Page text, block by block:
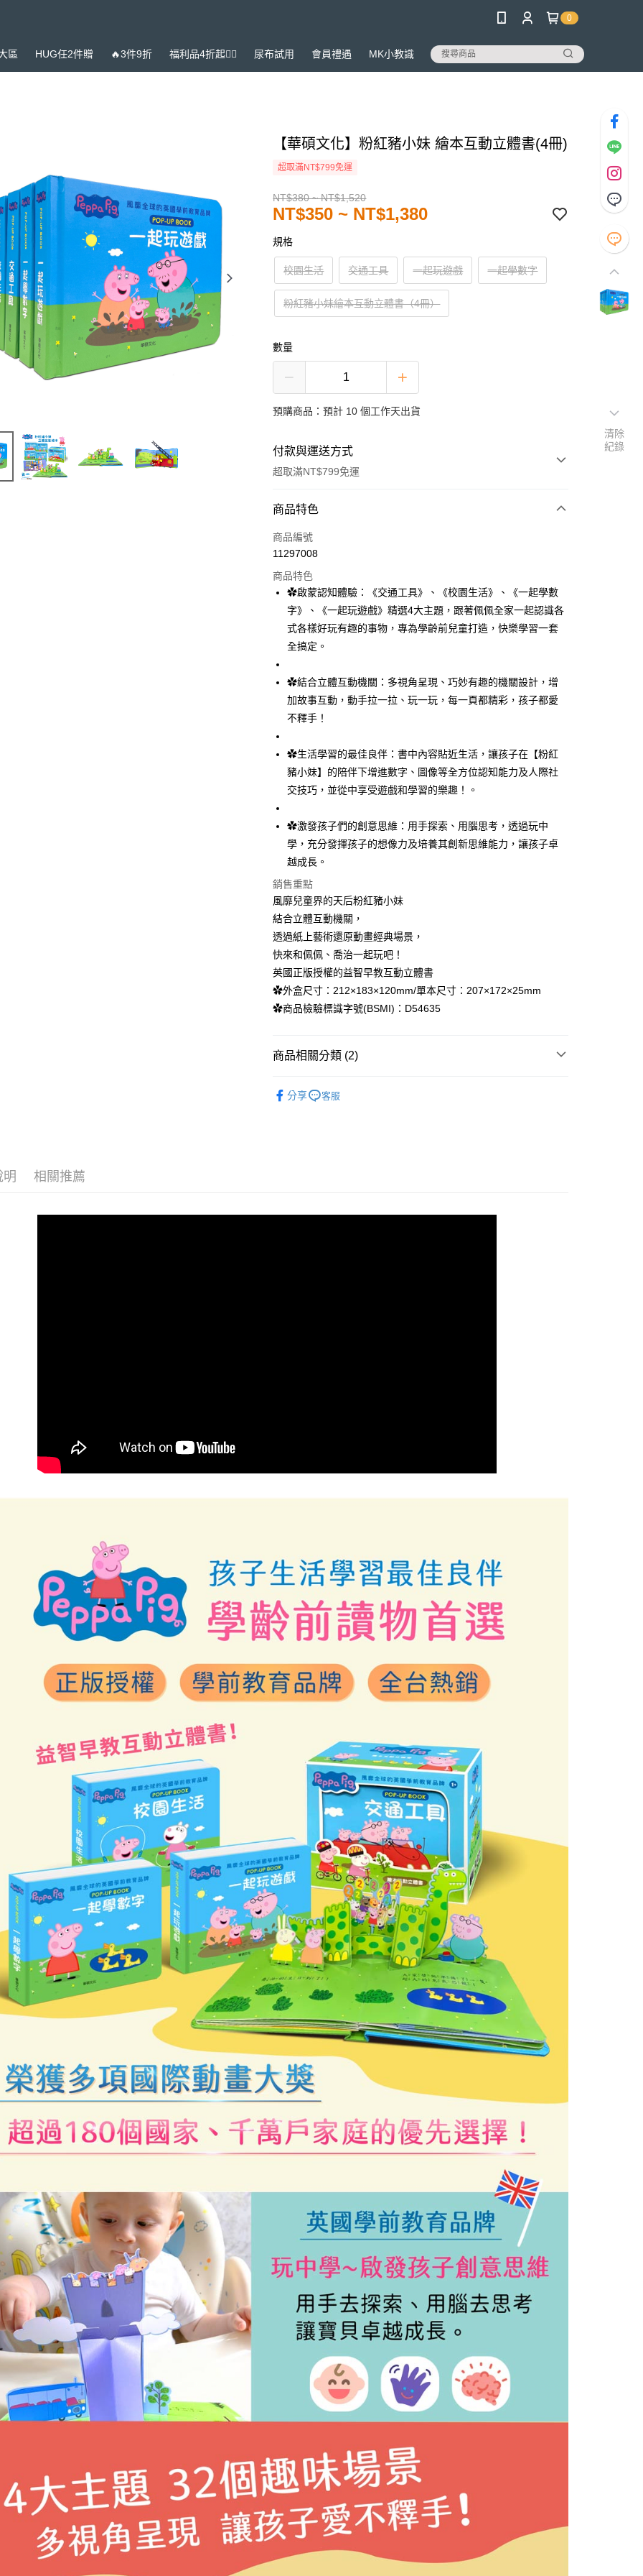
0
區 HUG任2件贈 🔥3件9折 福利品4折起❤️‍🔥 尿布試用 會員禮遇 MK小教識
【華碩文化】粉紅豬小妹 繪本互動立體書(4冊)
超取滿NT$799免運
NT$380 ~ NT$1,520
NT$350 ~ NT$1,380
規格
校園生活 交通工具 一起玩遊戲 一起學數字
粉紅豬小妹繪本互動立體書（4冊）
數量
預購商品：預計 10 個工作天出貨
付款與運送方式
超取滿NT$799免運
付款方式
信用卡一次付款
Apple Pay
街口支付
悠遊付
全盈+PAY
AFTEE先享後付
相關說明
【關於「AFTEE先享後付」】
AFTEE先享後付是「在收到商品之後才付款」的支付方式。 讓您購物簡單
便利好安心！
２．便利：只要手機號碼，簡訊認證，即可結帳。
３．安心：先確認商品／服務後，再付款。
１．於結帳方式選擇「AFTEE先享後付」後，將跳轉至「AFTEE先享後
付」結帳頁面，進行簡訊認證並確認金額後，即可完成結帳。
２．訂單成立數日內，您將收到繳費通知簡訊。
３．收到繳費通知簡訊後14天內，點擊此簡訊中的連結，可透過四大超商
／ATM／網路銀行／等多元方式進行付款，方視為交易完成。
※ 請注意：結帳手續完成當下不需立刻繳費，但若您需要取消訂單，請聯
絡購買商品的店家。未經商家同意取消之訂單仍視為有效，需透過AFTEE
先享後付繳納相關費用。
※ 交易是否成功請以「AFTEE先享後付 」之結帳頁面顯示為準，若有關於
是否繳費成功／繳費後需取消欲退款等相關疑問，請聯繫「AFTEE先享後
付客戶支援中心」https://netprotections.freshdesk.com/support/home
【注意事項】
１．透過由恩沛科技股份有限公司提供之「AFTEE先享後付」服務完成之
交易，需依本服務之必要範圍內提供個人資料，並將交易相關給付款項請
https://aftee.tw/terms/#terms3
３．未成年的使用者請事先徵得法定代理人或監護人之同意方可使用
任。
４．使用「AFTEE先享後付」時，將依據個別帳號之用戶狀況，依本公司
運送方式
付款後全家取貨
付款後7-11取貨
每筆NT$80，滿NT$999(含以上)免運費
每筆NT$100，滿NT$999(含以上)免運費
離島宅配
每筆NT$250，滿NT$2,500(含以上)免運費
商品特色
商品編號
11297008
商品特色
✿啟蒙認知體驗：《交通工具》、《校園生活》、《一起學數
字》、《一起玩遊戲》精選4大主題，跟著佩佩全家一起認識各
式各樣好玩有趣的事物，專為學齡前兒童打造，快樂學習一套
全搞定。
✿結合立體互動機關：多視角呈現、巧妙有趣的機關設計，增
加故事互動，動手拉一拉、玩一玩，每一頁都精彩，孩子都愛
不釋手！
✿生活學習的最佳良伴：書中內容貼近生活，讓孩子在【粉紅
豬小妹】的陪伴下增進數字、圖像等全方位認知能力及人際社
交技巧，並從中享受遊戲和學習的樂趣！。
✿激發孩子們的創意思維：用手探索、用腦思考，透過玩中
學，充分發揮孩子的想像力及培養其創新思維能力，讓孩子卓
越成長。
銷售重點
風靡兒童界的天后粉紅豬小妹
結合立體互動機關，
透過紙上藝術還原動畫經典場景，
快來和佩佩、喬治一起玩吧！
英國正版授權的益智早教互動立體書
✿外盒尺寸：212×183×120mm/單本尺寸：207×172×25mm
✿商品檢驗標識字號(BSMI)：D54635
商品相關分類 (2)
分享 客服
明 相關推薦
清除
紀錄